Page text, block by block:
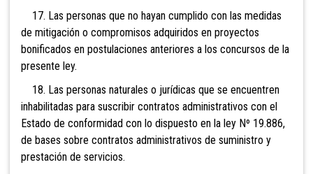
17. Las personas que no hayan cumplido con las medidas
de mitigación o compromisos adquiridos en proyectos
bonificados en postulaciones anteriores a los concursos de la
presente ley.
18. Las personas naturales o jurídicas que se encuentren
inhabilitadas para suscribir contratos administrativos con el
Estado de conformidad con lo dispuesto en la ley Nº 19.886,
de bases sobre contratos administrativos de suministro y
prestación de servicios.